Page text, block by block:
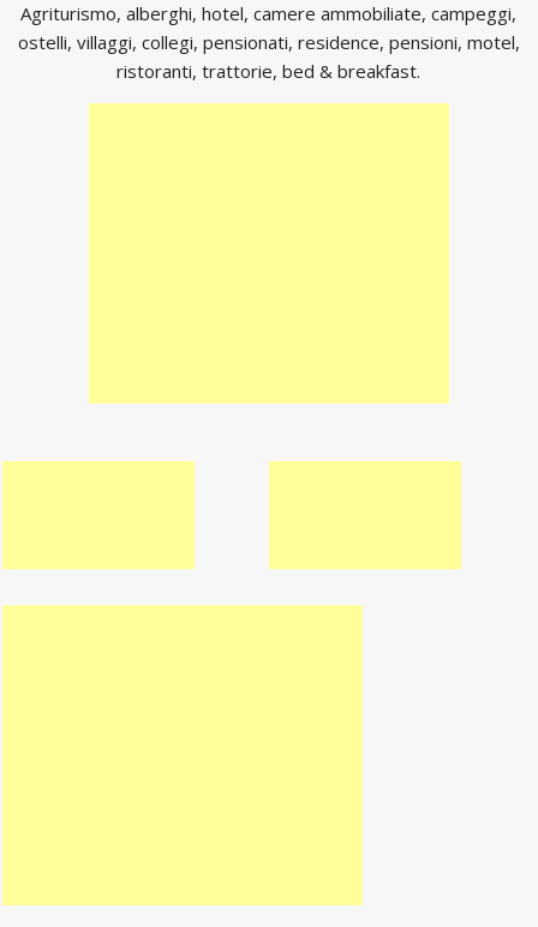
Agriturismo, alberghi, hotel, camere ammobiliate, campeggi,
ostelli, villaggi, collegi, pensionati, residence, pensioni, motel,
ristoranti, trattorie, bed & breakfast.